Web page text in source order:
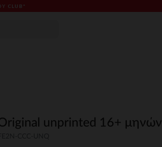
CLUB*
unprinted 16+ μηνών